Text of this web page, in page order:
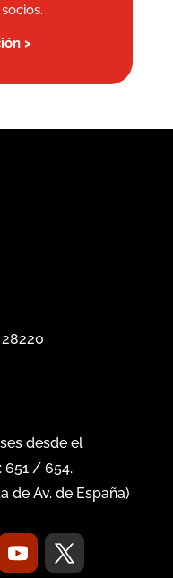
>
28220
desde el
651/ 654.
de Av. de España)